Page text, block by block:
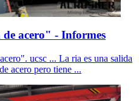
acero" - Informes
ucsc ... La ria es una salida
acero pero tiene ...